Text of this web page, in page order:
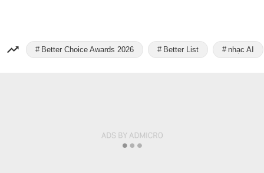
Better Choice Awards 2026 Better List nhạc AI